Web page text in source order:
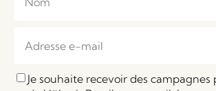
Je souhaite recevoir des campagnes